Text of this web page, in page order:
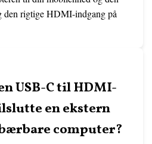
rigtige HDMI-indgang på
USB-C til HDMI-
en ekstern
computer?